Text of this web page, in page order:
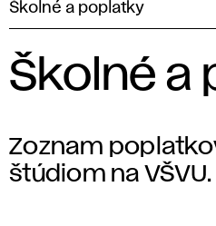
Školné a poplatky
Školné a
Zoznam
štúdiom na VŠVU.